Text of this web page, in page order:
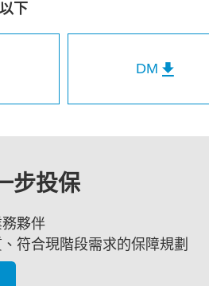
下
DM
步投保
夥伴
符合現階段需求的保障規劃